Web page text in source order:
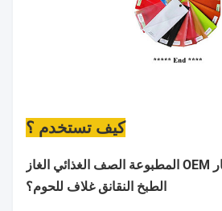
كيف تستخدم ؟
كيفية استخدام شعار OEM المطبوعة الصف الغذائي الغاز
الطبخ النقانق غلاف للحوم؟